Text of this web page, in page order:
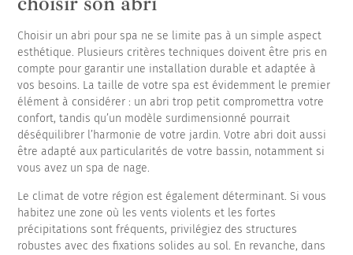
Choisir un abri pour spa ne se limite pas à un simple aspect
esthétique. Plusieurs critères techniques doivent être pris en
compte pour garantir une installation durable et adaptée à
vos besoins. La taille de votre spa est évidemment le premier
élément à considérer : un abri trop petit compromettra votre
confort, tandis qu’un modèle surdimensionné pourrait
déséquilibrer l’harmonie de votre jardin. Votre abri doit aussi
être adapté aux particularités de votre bassin, notamment si
vous avez un spa de nage.
Le climat de votre région est également déterminant. Si vous
habitez une zone où les vents violents et les fortes
précipitations sont fréquents, privilégiez des structures
robustes avec des fixations solides au sol. En revanche, dans